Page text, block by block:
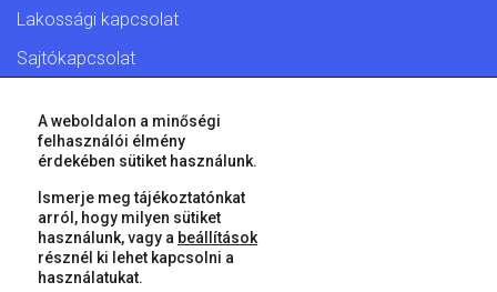
Lakossági kapcsolat
Sajtókapcsolat
© 2026 Győr Megyei Jogú Város • Minden jog fenntartva!
A weboldalon a minőségi
felhasználói élmény
érdekében sütiket használunk.
Ismerje meg tájékoztatónkat
arról, hogy milyen sütiket
használunk, vagy a beállítások
résznél ki lehet kapcsolni a
használatukat.